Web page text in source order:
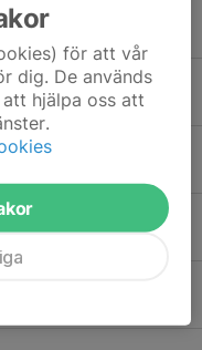
för att vår
dig. De används
hjälpa oss att